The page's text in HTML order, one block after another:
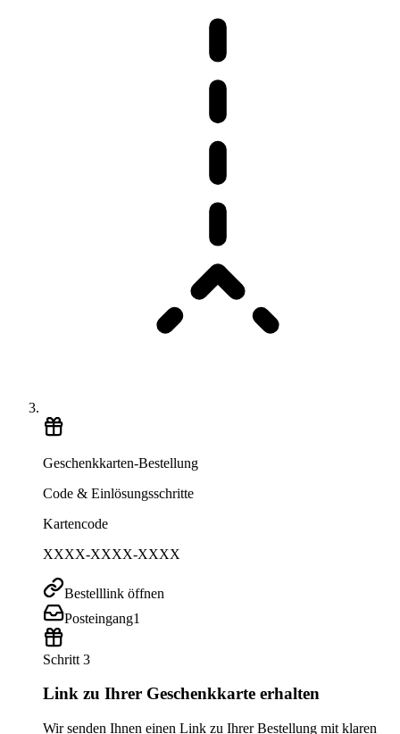
Geschenkkarten-Bestellung
Code & Einlösungsschritte
Kartencode
XXXX-XXXX-XXXX
Bestelllink öffnen
Posteingang1
Schritt 3
Link zu Ihrer Geschenkkarte erhalten
Wir senden Ihnen einen Link zu Ihrer Bestellung mit klaren